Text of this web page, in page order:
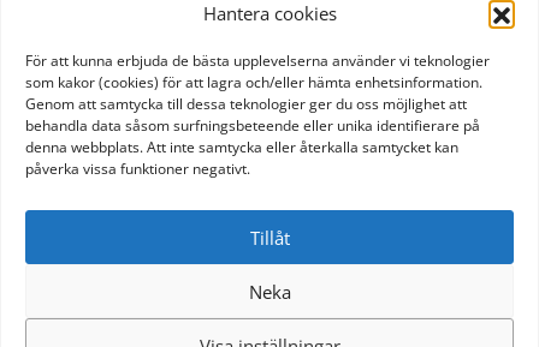
Hantera cookies
För att kunna erbjuda de bästa upplevelserna använder vi teknologier
som kakor (cookies) för att lagra och/eller hämta enhetsinformation.
Genom att samtycka till dessa teknologier ger du oss möjlighet att
behandla data såsom surfningsbeteende eller unika identifierare på
denna webbplats. Att inte samtycka eller återkalla samtycket kan
påverka vissa funktioner negativt.
Tillåt
Neka